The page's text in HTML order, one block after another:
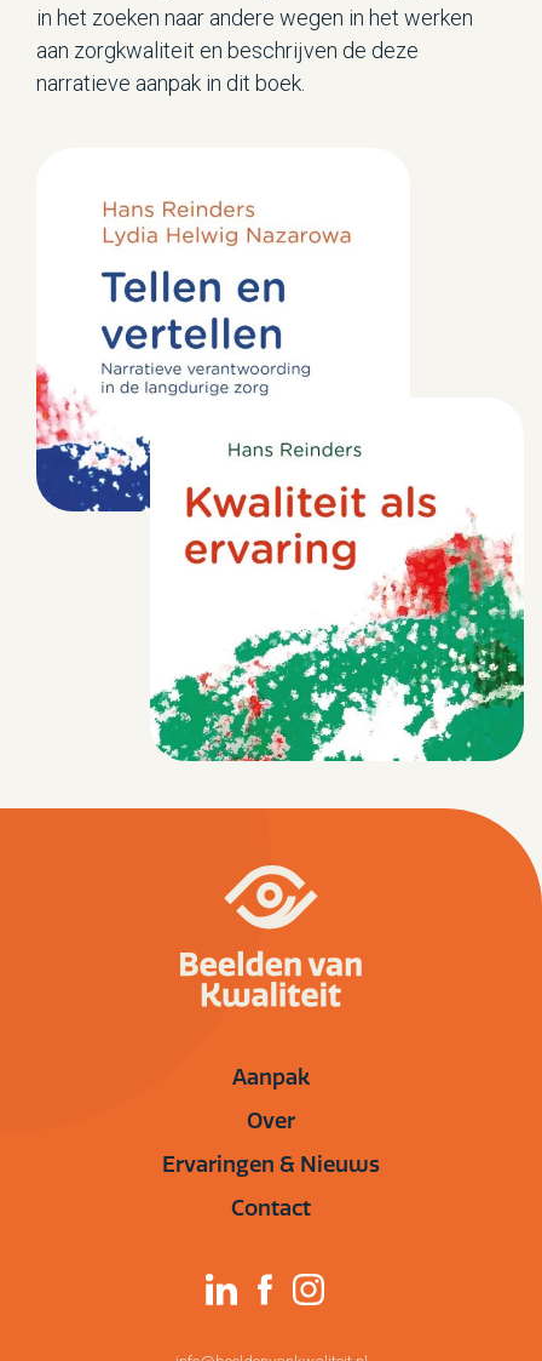
in het zoeken naar andere wegen in het werken
aan zorgkwaliteit en beschrijven de deze
narratieve aanpak in dit boek.
Aanpak
Over
Ervaringen & Nieuws
Contact